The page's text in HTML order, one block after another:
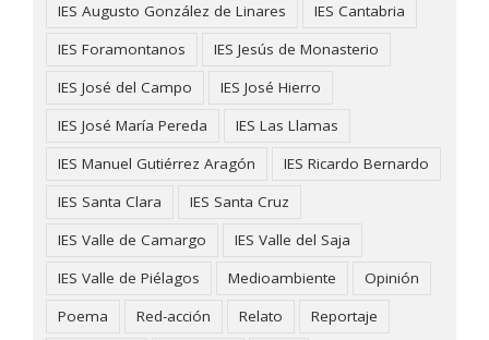
IES Augusto González de Linares
IES Cantabria
IES Foramontanos
IES Jesús de Monasterio
IES José del Campo
IES José Hierro
IES José María Pereda
IES Las Llamas
IES Manuel Gutiérrez Aragón
IES Ricardo Bernardo
IES Santa Clara
IES Santa Cruz
IES Valle de Camargo
IES Valle del Saja
IES Valle de Piélagos
Medioambiente
Opinión
Poema
Red-acción Relato
Reportaje